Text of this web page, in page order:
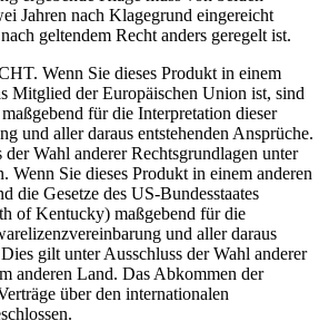
Jahren nach Klagegrund eingereicht
geltendem Recht anders geregelt ist.
Wenn Sie dieses Produkt in einem
Mitglied der Europäischen Union ist, sind
für die Interpretation dieser
und aller daraus entstehenden Ansprüche.
Wahl anderer Rechtsgrundlagen unter
Wenn Sie dieses Produkt in einem anderen
die Gesetze des US-Bundesstaates
of Kentucky) maßgebend für die
und aller daraus
gilt unter Ausschluss der Wahl anderer
anderen Land. Das Abkommen der
über den internationalen